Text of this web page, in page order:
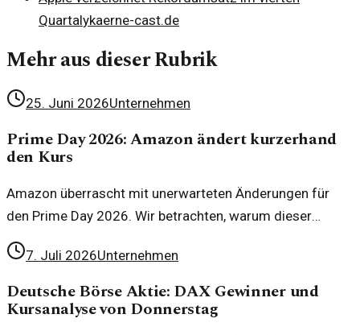
Quartalykaerne-cast.de
Mehr aus dieser Rubrik
25. Juni 2026Unternehmen
Prime Day 2026: Amazon ändert kurzerhand
den Kurs
Amazon überrascht mit unerwarteten Änderungen für
den Prime Day 2026. Wir betrachten, warum dieser
Schritt alles verändern könnte.
7. Juli 2026Unternehmen
Deutsche Börse Aktie: DAX Gewinner und
Kursanalyse von Donnerstag